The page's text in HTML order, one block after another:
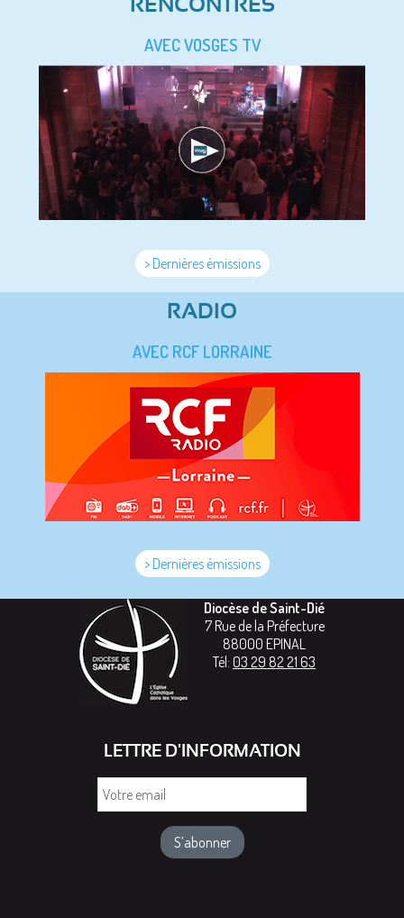
RENCONTRES
AVEC VOSGES TV
> Dernières émissions
RADIO
AVEC RCF LORRAINE
> Dernières émissions
Diocèse de Saint-Dié
7 Rue de la Préfecture
88000 EPINAL
Tél: 03 29 82 21 63
LETTRE D'INFORMATION